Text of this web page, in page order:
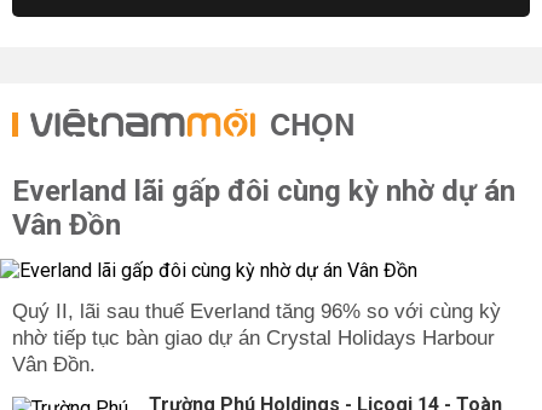
CHỌN
Everland lãi gấp đôi cùng kỳ nhờ dự án
Vân Đồn
Quý II, lãi sau thuế Everland tăng 96% so với cùng kỳ
nhờ tiếp tục bàn giao dự án Crystal Holidays Harbour
Vân Đồn.
Trường Phú Holdings - Licogi 14 - Toàn